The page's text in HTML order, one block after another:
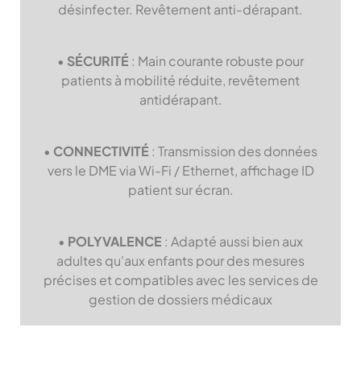
désinfecter. Revêtement anti-dérapant.
• SÉCURITÉ : Main courante robuste pour
patients à mobilité réduite, revêtement
antidérapant.
• CONNECTIVITÉ : Transmission des données
vers le DME via Wi-Fi / Ethernet, affichage ID
patient sur écran.
• POLYVALENCE : Adapté aussi bien aux
adultes qu'aux enfants pour des mesures
précises et compatibles avec les services de
gestion de dossiers médicaux